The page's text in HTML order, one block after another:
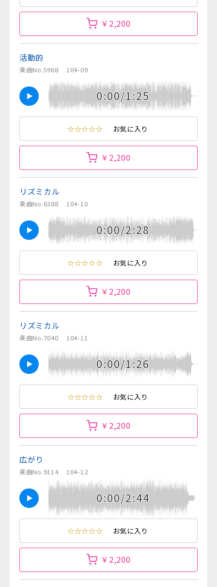
￥2,200
活動的
楽曲No.5968 104-09
0:00/1:25
☆☆☆☆☆ お気に入り
￥2,200
リズミカル
楽曲No.6388 104-10
0:00/2:28
☆☆☆☆☆ お気に入り
￥2,200
リズミカル
楽曲No.7040 104-11
0:00/1:26
☆☆☆☆☆ お気に入り
￥2,200
広がり
楽曲No.9114 104-12
0:00/2:44
☆☆☆☆☆ お気に入り
￥2,200